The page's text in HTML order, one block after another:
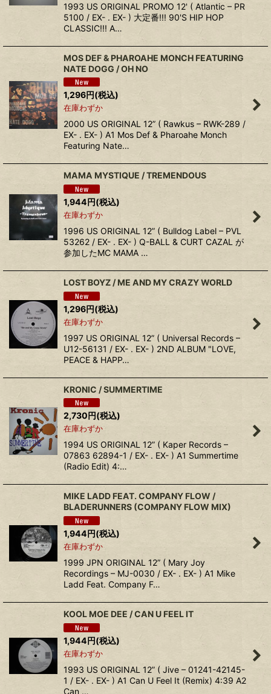
1993 US ORIGINAL PROMO 12' ( Atlantic – PR
5100 / EX- . EX- ) 大定番!!! 90'S HIP HOP
CLASSIC!!! A…
MOS DEF & PHAROAHE MONCH FEATURING
NATE DOGG / OH NO
1,296円(税込)
在庫わずか
2000 US ORIGINAL 12” ( Rawkus – RWK-289 /
EX- . EX- ) A1 Mos Def & Pharoahe Monch
Featuring Nate…
MAMA MYSTIQUE / TREMENDOUS
1,944円(税込)
在庫わずか
1996 US ORIGINAL 12” ( Bulldog Label – PVL
53262 / EX- . EX- ) Q-BALL & CURT CAZAL が
参加したMC MAMA …
LOST BOYZ / ME AND MY CRAZY WORLD
1,296円(税込)
在庫わずか
1997 US ORIGINAL 12” ( Universal Records –
U12-56131 / EX- . EX- ) 2ND ALBUM "LOVE,
PEACE & HAPP…
KRONIC / SUMMERTIME
2,730円(税込)
在庫わずか
1994 US ORIGINAL 12” ( Kaper Records –
07863 62894-1 / EX- . EX- ) A1 Summertime
(Radio Edit) 4:…
MIKE LADD FEAT. COMPANY FLOW /
BLADERUNNERS (COMPANY FLOW MIX)
1,944円(税込)
在庫わずか
1999 JPN ORIGINAL 12” ( Mary Joy
Recordings – MJ-0030 / EX- . EX- ) A1 Mike
Ladd Feat. Company F…
KOOL MOE DEE / CAN U FEEL IT
1,944円(税込)
在庫わずか
1993 US ORIGINAL 12” ( Jive – 01241-42145-
1 / EX- . EX- ) A1 Can U Feel It (Remix) 4:39 A2
Can …